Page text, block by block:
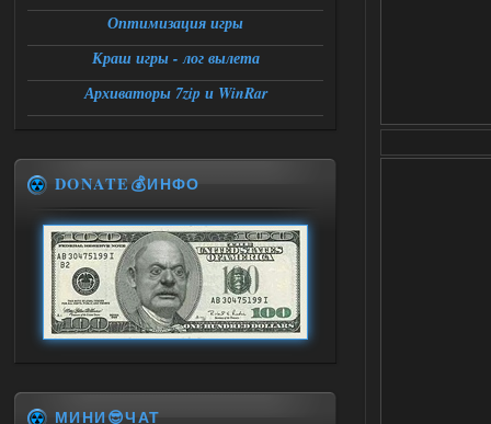
Оптимизация игры
Краш игры - лог вылета
Архиваторы 7zip и WinRar
DONATE💰ИНФО
МИНИ😎ЧАТ